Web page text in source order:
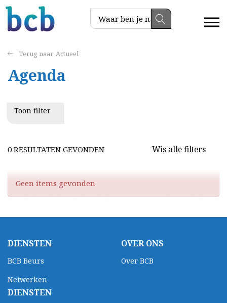
Actueel
Agenda
Toon filter
0 RESULTATEN GEVONDEN Wis alle filters
Geen items gevonden
DIENSTEN
BCB Beurs
Netwerken
OVER ONS
Over BCB
DIENSTEN